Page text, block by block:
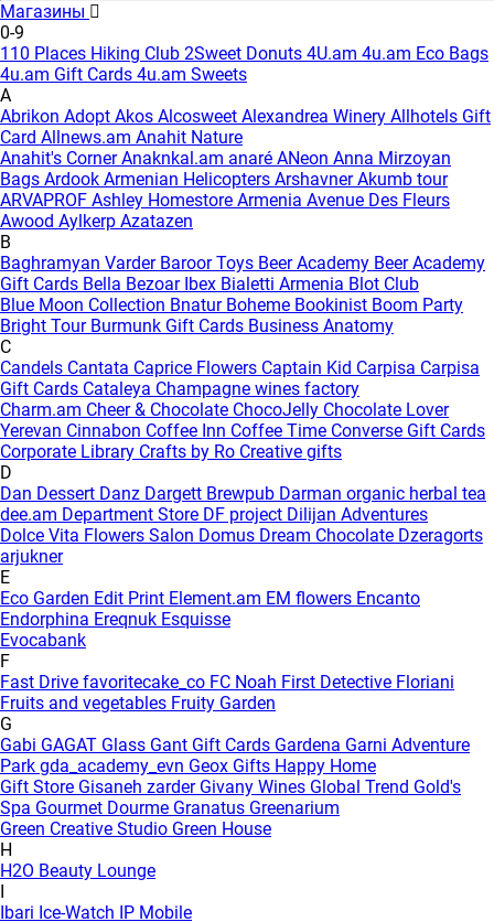
Магазины
0-9
110 Places Hiking Club 2Sweet Donuts 4U.am 4u.am Eco Bags
4u.am Gift Cards 4u.am Sweets
A
Abrikon Adopt Akos Alcosweet Alexandrea Winery Allhotels Gift
Card Allnews.am Anahit Nature
Anahit's CornerAnaknkal.am anaré ANeon Anna Mirzoyan
Bags Ardook Armenian Helicopters Arshavner Akumb tour
ARVAPROF Ashley Homestore Armenia Avenue Des Fleurs
Awood Aylkerp Azatazen
B
Baghramyan Varder Baroor Toys Beer Academy Beer Academy
Gift Cards Bella Bezoar Ibex Bialetti Armenia Blot Club
Blue Moon Collection Bnatur Boheme Bookinist Boom Party
Bright Tour Burmunk Gift Cards Business Anatomy
C
Candels Cantata Caprice Flowers Captain Kid Carpisa Carpisa
Gift Cards Cataleya Champagne wines factory
Charm.am Cheer & Chocolate ChocoJelly Chocolate Lover
Yerevan Cinnabon Coffee Inn Coffee Time Converse Gift Cards
Corporate Library Crafts by Ro Creative gifts
D
Dan Dessert Danz Dargett Brewpub Darman organic herbal tea
dee.am Department Store DF project Dilijan Adventures
Dolce Vita Flowers Salon Domus Dream Chocolate Dzeragorts
arjukner
E
Eco Garden Edit Print Element.am EM flowers Encanto
Endorphina Ereqnuk Esquisse
Evocabank
F
Fast Drive favoritecake_co FC Noah First Detective Floriani
Fruits and vegetables Fruity Garden
G
Gabi GAGAT Glass Gant Gift Cards Gardena Garni Adventure
Park gda_academy_evn Geox Gifts Happy Home
Gift Store Gisaneh zarder Givany Wines Global Trend Gold's
Spa Gourmet Dourme Granatus Greenarium
Green Creative Studio Green House
H
H2O Beauty Lounge
I
Ibari Ice-Watch IP Mobile